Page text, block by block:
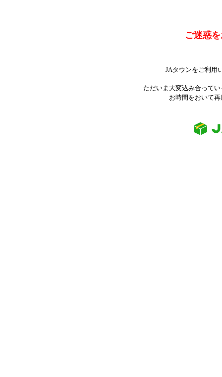
ご迷惑
JAタウンをご利用
ただいま大変込み合って
お時間をおいて